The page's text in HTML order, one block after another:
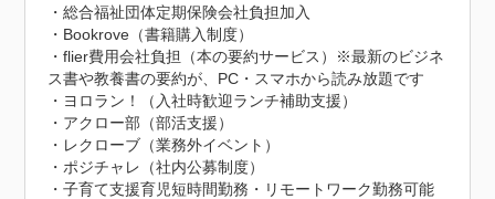
・総合福祉団体定期保険会社負担加入
・Bookrove（書籍購入制度）
・flier費用会社負担（本の要約サービス）※最新のビジネ
ス書や教養書の要約が、PC・スマホから読み放題です
・ヨロラン！（入社時歓迎ランチ補助支援）
・アクロー部（部活支援）
・レクローブ（業務外イベント）
・ポジチャレ（社内公募制度）
・子育て支援育児短時間勤務・リモートワーク勤務可能